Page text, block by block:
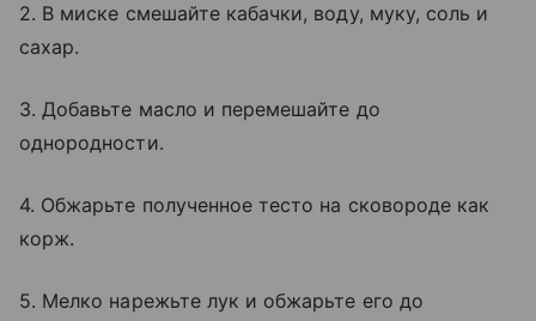
2. В миске смешайте кабачки, воду, муку, соль и
сахар.
3. Добавьте масло и перемешайте до
однородности.
4. Обжарьте полученное тесто на сковороде как
корж.
5. Мелко нарежьте лук и обжарьте его до